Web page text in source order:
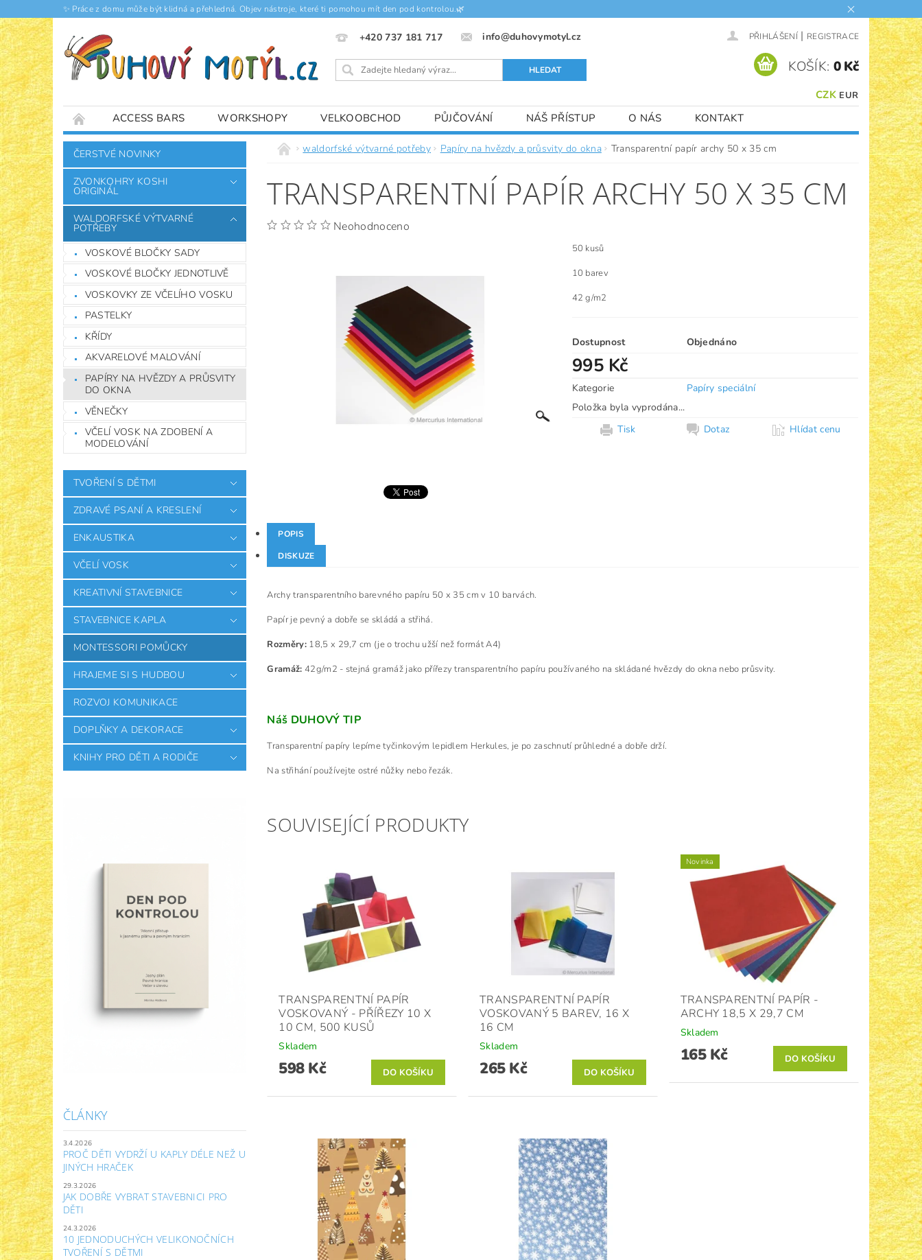
✨ Práce z domu může být klidná a přehledná. Objev nástroje, které ti pomohou mít den pod kontrolou.🌿
+420 737 181 717 info@duhovymotyl.cz PŘIHLÁŠENÍ | REGISTRACE
CZK EUR
KOŠÍK: 0 Kč
ACCESS BARS WORKSHOPY VELKOOBCHOD PŮJČOVÁNÍ NÁŠ PŘÍSTUP O NÁS
KONTAKT
ČLÁNKY
ČERSTVÉ NOVINKY
ZVONKOHRY KOSHI
ORIGINÁL
WALDORFSKÉ VÝTVARNÉ
POTŘEBY
VOSKOVÉ BLOČKY SADY
VOSKOVÉ BLOČKY JEDNOTLIVĚ
VOSKOVKY ZE VČELÍHO VOSKU
PASTELKY
KŘÍDY
AKVARELOVÉ MALOVÁNÍ
PAPÍRY NA HVĚZDY A PRŮSVITY
DO OKNA
VĚNEČKY
VČELÍ VOSK NA ZDOBENÍ A
MODELOVÁNÍ
TVOŘENÍ S DĚTMI
ZDRAVÉ PSANÍ A KRESLENÍ
ENKAUSTIKA
VČELÍ VOSK
KREATIVNÍ STAVEBNICE
STAVEBNICE KAPLA
MONTESSORI POMŮCKY
HRAJEME SI S HUDBOU
ROZVOJ KOMUNIKACE
DOPLŇKY A DEKORACE
KNIHY PRO DĚTI A RODIČE
ČLÁNKY
3.4.2026
PROČ DĚTI VYDRŽÍ U KAPLY DÉLE NEŽ U
JINÝCH HRAČEK
29.3.2026
JAK DOBŘE VYBRAT STAVEBNICI PRO
DĚTI
24.3.2026
10 JEDNODUCHÝCH VELIKONOČNÍCH
TVOŘENÍ S DĚTMI
waldorfské výtvarné potřeby Papíry na hvězdy a průsvity do okna Transparentní papír archy 50 x 35 cm
TRANSPARENTNÍ PAPÍR ARCHY 50 X 35 CM
Neohodnoceno
50 kusů
10 barev
42 g/m2
Dostupnost Objednáno
995 Kč
Kategorie
Papíry speciální
Položka byla vyprodána...
Tisk
Dotaz Hlídat cenu
POPIS
DISKUZE
Archy transparentního barevného papíru 50 x 35 cm v 10 barvách.
Papír je pevný a dobře se skládá a střihá.
Rozměry:18,5 x 29,7 cm (je o trochu užší než formát A4)
Gramáž: 42g/m2 - stejná gramáž jako přířezy transparentního papíru používaného na skládané hvězdy do okna nebo průsvity.
Náš DUHOVÝ TIP
Transparentní papíry lepíme tyčinkovým lepidlem Herkules, je po zaschnutí průhledné a dobře drží.
Na střihání používejte ostré nůžky nebo řezák.
SOUVISEJÍCÍ PRODUKTY
TRANSPARENTNÍ PAPÍR
VOSKOVANÝ - PŘÍŘEZY 10 X
10 CM, 500 KUSŮ
Skladem
598 Kč
TRANSPARENTNÍ PAPÍR
VOSKOVANÝ 5 BAREV, 16 X
16 CM
Skladem
265 Kč
Novinka
TRANSPARENTNÍ PAPÍR -
ARCHY 18,5 X 29,7 CM
Skladem
165 Kč